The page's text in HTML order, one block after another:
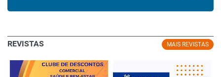
MAIS REVISTAS
REVISTAS